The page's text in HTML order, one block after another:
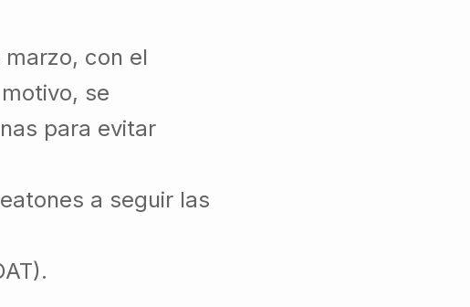
con el
se
para evitar
a seguir las